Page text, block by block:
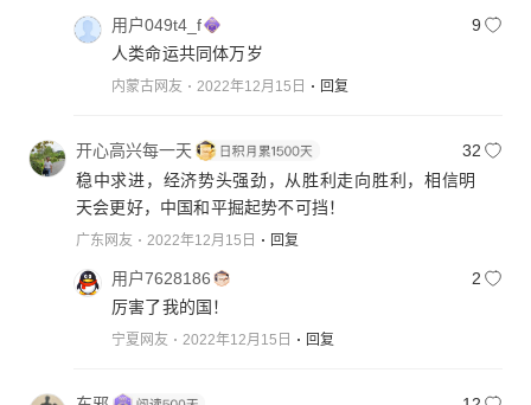
用户049t4_f
9
人类命运共同体万岁
内蒙古网友 2022年12月15日 回复
开心高兴每一天
32
稳中求进，经济势头强劲，从胜利走向胜利，相信明
天会更好，中国和平掘起势不可挡！
广东网友 2022年12月15日 回复
用户7628186
2
厉害了我的国！
宁夏网友 2022年12月15日 回复